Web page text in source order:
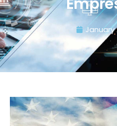
January